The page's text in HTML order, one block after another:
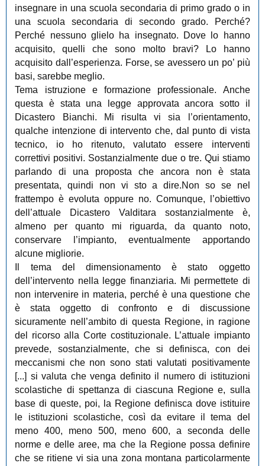
insegnare in una scuola secondaria di primo grado o in
una scuola secondaria di secondo grado. Perché?
Perché nessuno glielo ha insegnato. Dove lo hanno
acquisito, quelli che sono molto bravi? Lo hanno
acquisito dall’esperienza. Forse, se avessero un po’ più
basi, sarebbe meglio.
Tema istruzione e formazione professionale. Anche
questa è stata una legge approvata ancora sotto il
Dicastero Bianchi. Mi risulta vi sia l’orientamento,
qualche intenzione di intervento che, dal punto di vista
tecnico, io ho ritenuto, valutato essere interventi
correttivi positivi. Sostanzialmente due o tre. Qui stiamo
parlando di una proposta che ancora non è stata
presentata, quindi non vi sto a dire.Non so se nel
frattempo è evoluta oppure no. Comunque, l’obiettivo
dell’attuale Dicastero Valditara sostanzialmente è,
almeno per quanto mi riguarda, da quanto noto,
conservare l’impianto, eventualmente apportando
alcune migliorie.
Il tema del dimensionamento è stato oggetto
dell’intervento nella legge finanziaria. Mi permettete di
non intervenire in materia, perché è una questione che
è stata oggetto di confronto e di discussione
sicuramente nell’ambito di questa Regione, in ragione
del ricorso alla Corte costituzionale. L’attuale impianto
prevede, sostanzialmente, che si definisca, con dei
meccanismi che non sono stati valutati positivamente
[...] si valuta che venga definito il numero di istituzioni
scolastiche di spettanza di ciascuna Regione e, sulla
base di queste, poi, la Regione definisca dove istituire
le istituzioni scolastiche, così da evitare il tema del
meno 400, meno 500, meno 600, a seconda delle
norme e delle aree, ma che la Regione possa definire
che se ritiene vi sia una zona montana particolarmente